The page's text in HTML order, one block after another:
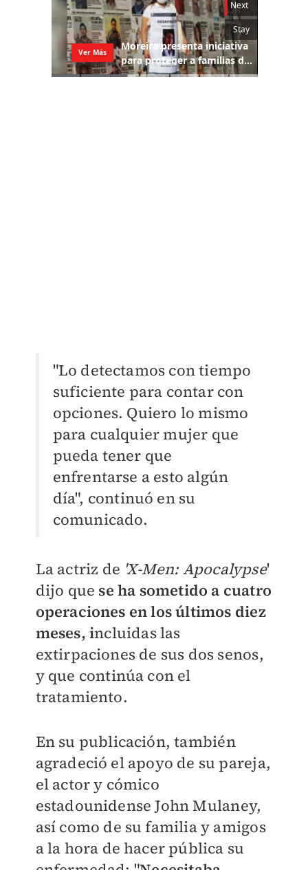
"Lo detectamos con tiempo
suficiente para contar con
opciones. Quiero lo mismo
para cualquier mujer que
pueda tener que
enfrentarse a esto algún
día", continuó en su
comunicado.
La actriz de 'X-Men: Apocalypse'
dijo que se ha sometido a cuatro
operaciones en los últimos diez
meses, incluidas las
extirpaciones de sus dos senos,
y que continúa con el
tratamiento.
En su publicación, también
agradeció el apoyo de su pareja,
el actor y cómico
estadounidense John Mulaney,
así como de su familia y amigos
a la hora de hacer pública su